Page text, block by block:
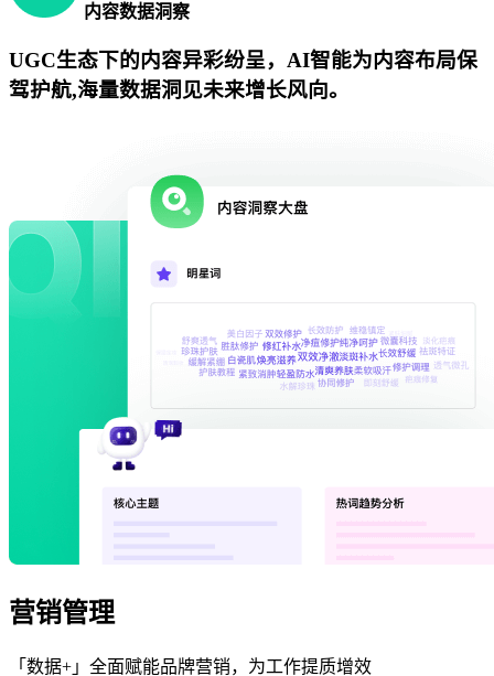
内容数据洞察
UGC生态下的内容异彩纷呈，AI智能为内容布局保
驾护航,海量数据洞见未来增长风向。
营销管理
「数据+」全面赋能品牌营销，为工作提质增效